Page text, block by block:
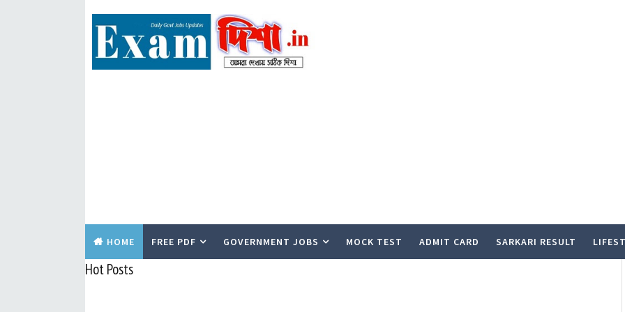
HOME FREE PDF GOVERNMENT JOBS MOCK TEST ADMIT CARD SARKARI RESULT
Hot Posts